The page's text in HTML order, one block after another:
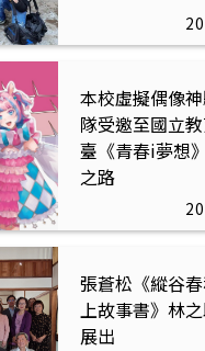
本校虛擬偶像
隊受邀至國立
臺《青春i夢想
之路
張蒼松《縱谷
上故事書》林
展出